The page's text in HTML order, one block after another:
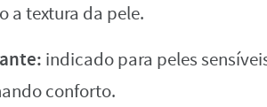
a textura da pele.
indicado para peles
conforto.